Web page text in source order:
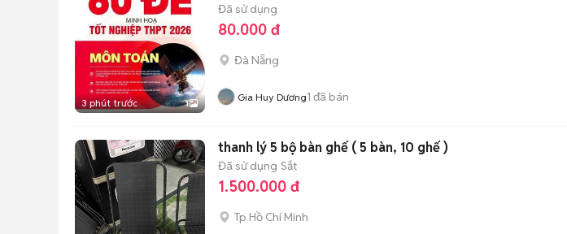
3 phút trước 1
Đã sử dụng
80.000 đ
Đà Nẵng
Gia Huy Dương1 đã bán
thanh lý 5 bộ bàn ghế ( 5 bàn, 10 ghế )
Đã sử dụng Sắt
1.500.000 đ
Tp Hồ Chí Minh